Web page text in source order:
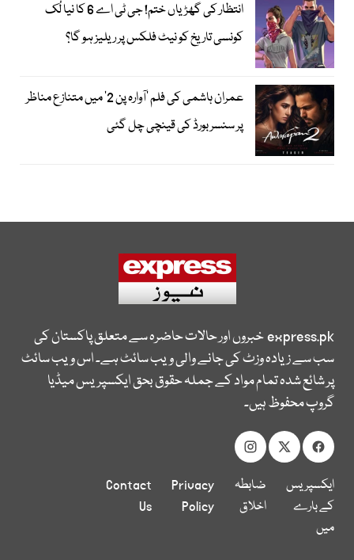
انتظار کی گھڑیاں ختم! جی ٹی اے 6 کا نیا لُک
کونسی تاریخ کو نیٹ فلکس پر ریلیز ہو گا؟
عمران ہاشمی کی فلم ’آوارہ پن 2‘ میں متنازع مناظر
پر سنسر بورڈ کی قینچی چل گئی
express.pkخبروں اور حالات حاضرہ سے متعلق پاکستان کی
سب سے زیادہ وزٹ کی جانے والی ویب سائٹ ہے۔ اس ویب سائٹ
پر شائع شدہ تمام مواد کے جملہ حقوق بحق ایکسپریس میڈیا
گروپ محفوظ ہیں۔
ایکسپریس
کے بارے
میں
ضابطہ
اخلاق
Privacy
Policy
Contact
Us